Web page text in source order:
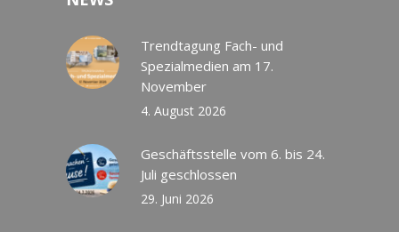
Trendtagung Fach- und
Spezialmedien am 17.
November
4. August 2026
Geschäftsstelle vom 6. bis 24.
Juli geschlossen
29. Juni 2026